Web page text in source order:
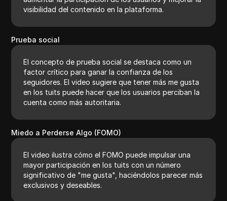
visibilidad del contenido en la plataforma.
Prueba social
El concepto de prueba social se destaca como un
factor crítico para ganar la confianza de los
seguidores. El video sugiere que tener más me gusta
en los tuits puede hacer que los usuarios perciban la
cuenta como más autoritaria.
Miedo a Perderse Algo (FOMO)
El video ilustra cómo el FOMO puede impulsar una
mayor participación en los tuits con un número
significativo de "me gusta", haciéndolos parecer más
exclusivos y deseables.